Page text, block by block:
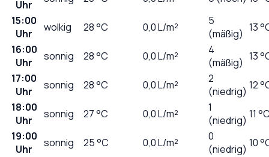
Uhr
15:00
Uhr
wolkig 28°C 0,0L/m²
5
(mäßig) 13
16:00
Uhr
sonnig 28°C 0,0L/m²
4
(mäßig) 13
17:00
Uhr
sonnig 28°C 0,0L/m²
2
(niedrig) 12
18:00
Uhr
sonnig 27°C 0,0L/m²
1
(niedrig) 11
19:00
Uhr
sonnig 25°C 0,0L/m²
0
(niedrig) 10